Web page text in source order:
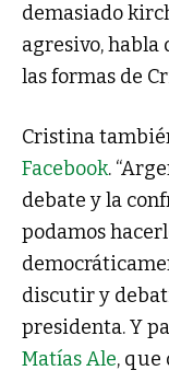
demasiado
agresivo, habla
las formas de
Cristina
Facebook.
debate y la
podamos
discutir y
presidenta. Y
Matías Ale,